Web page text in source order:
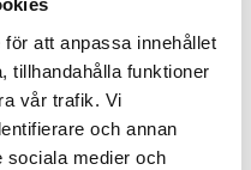
att anpassa innehållet
tillhandahålla funktioner
vår trafik. Vi
och annan
sociala medier och